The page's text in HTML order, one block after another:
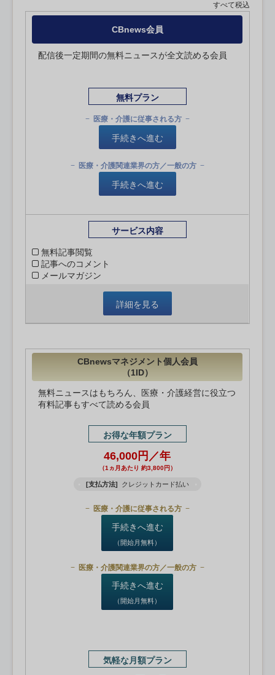
すべて税込
CBnews会員
配信後一定期間の無料ニュースが全文読める会員
無料プラン
医療・介護に従事される方
手続きへ進む
医療・介護関連業界の方／一般の方
手続きへ進む
サービス内容
無料記事閲覧
記事へのコメント
メールマガジン
詳細を見る
CBnewsマネジメント個人会員
（1ID）
無料ニュースはもちろん、医療・介護経営に役立つ
有料記事もすべて読める会員
お得な年額プラン
46,000円／年
（1ヵ月あたり 約3,800円）
[支払方法] クレジットカード払い
医療・介護に従事される方
手続きへ進む
（開始月無料）
医療・介護関連業界の方／一般の方
手続きへ進む
（開始月無料）
気軽な月額プラン